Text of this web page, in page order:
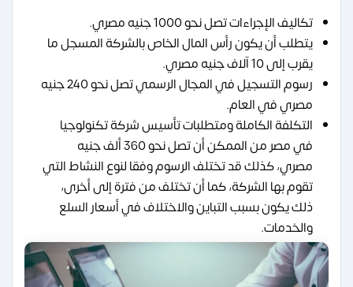
تكاليف الإجراءات تصل نحو 1000 جنيه مصري.
يتطلب أن يكون رأس المال الخاص بالشركة المسجل ما
يقرب إلى 10 آلاف جنيه مصري.
رسوم التسجيل في المجال الرسمي تصل نحو 240 جنيه
مصري في العام.
التكلفة الكاملة ومتطلبات تأسيس شركة تكنولوجيا
في مصر من الممكن أن تصل نحو 360 ألف جنيه
مصري، كذلك قد تختلف الرسوم وفقا لنوع النشاط التي
تقوم بها الشركة، كما أن تختلف من فترة إلى أخرى،
ذلك يكون بسبب التباين والاختلاف في أسعار السلع
والخدمات.